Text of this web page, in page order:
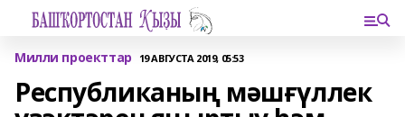
Милли проекттар 19 АВГУСТА 2019, 05:53
Республиканың мәшғүллек